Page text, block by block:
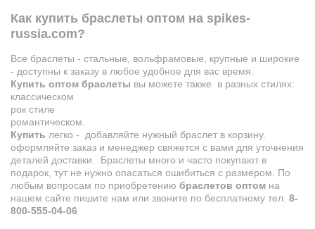
Как купить браслеты оптом на spikes-
russia.com?
Все браслеты - стальные, вольфрамовые, крупные и широкие
- доступны к заказу в любое удобное для вас время.
Купить оптом браслеты вы можете также в разных стилях:
классическом
рок стиле
романтическом.
Купить легко - добавляйте нужный браслет в корзину.
оформляйте заказ и менеджер свяжется с вами для уточнения
деталей доставки. Браслеты много и часто покупают в
подарок, тут не нужно опасаться ошибиться с размером. По
любым вопросам по приобретению браслетов оптом на
нашем сайте пишите нам или звоните по бесплатному тел. 8-
800-555-04-06